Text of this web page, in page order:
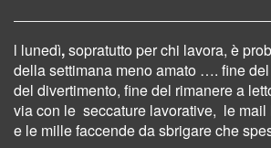
l lunedì,sopratutto per chi lavora, è
della settimana meno amato …. fine
del divertimento, fine del rimanere a
via con le seccature lavorative, le mail
e le mille faccende da sbrigare che